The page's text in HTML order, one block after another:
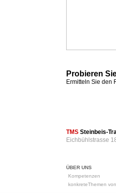
Probieren
Ermitteln Sie den
TMS Steinbeis-
Eichbühlstrasse
ÜBER UNS
Kompetenzen
konkreteThemen